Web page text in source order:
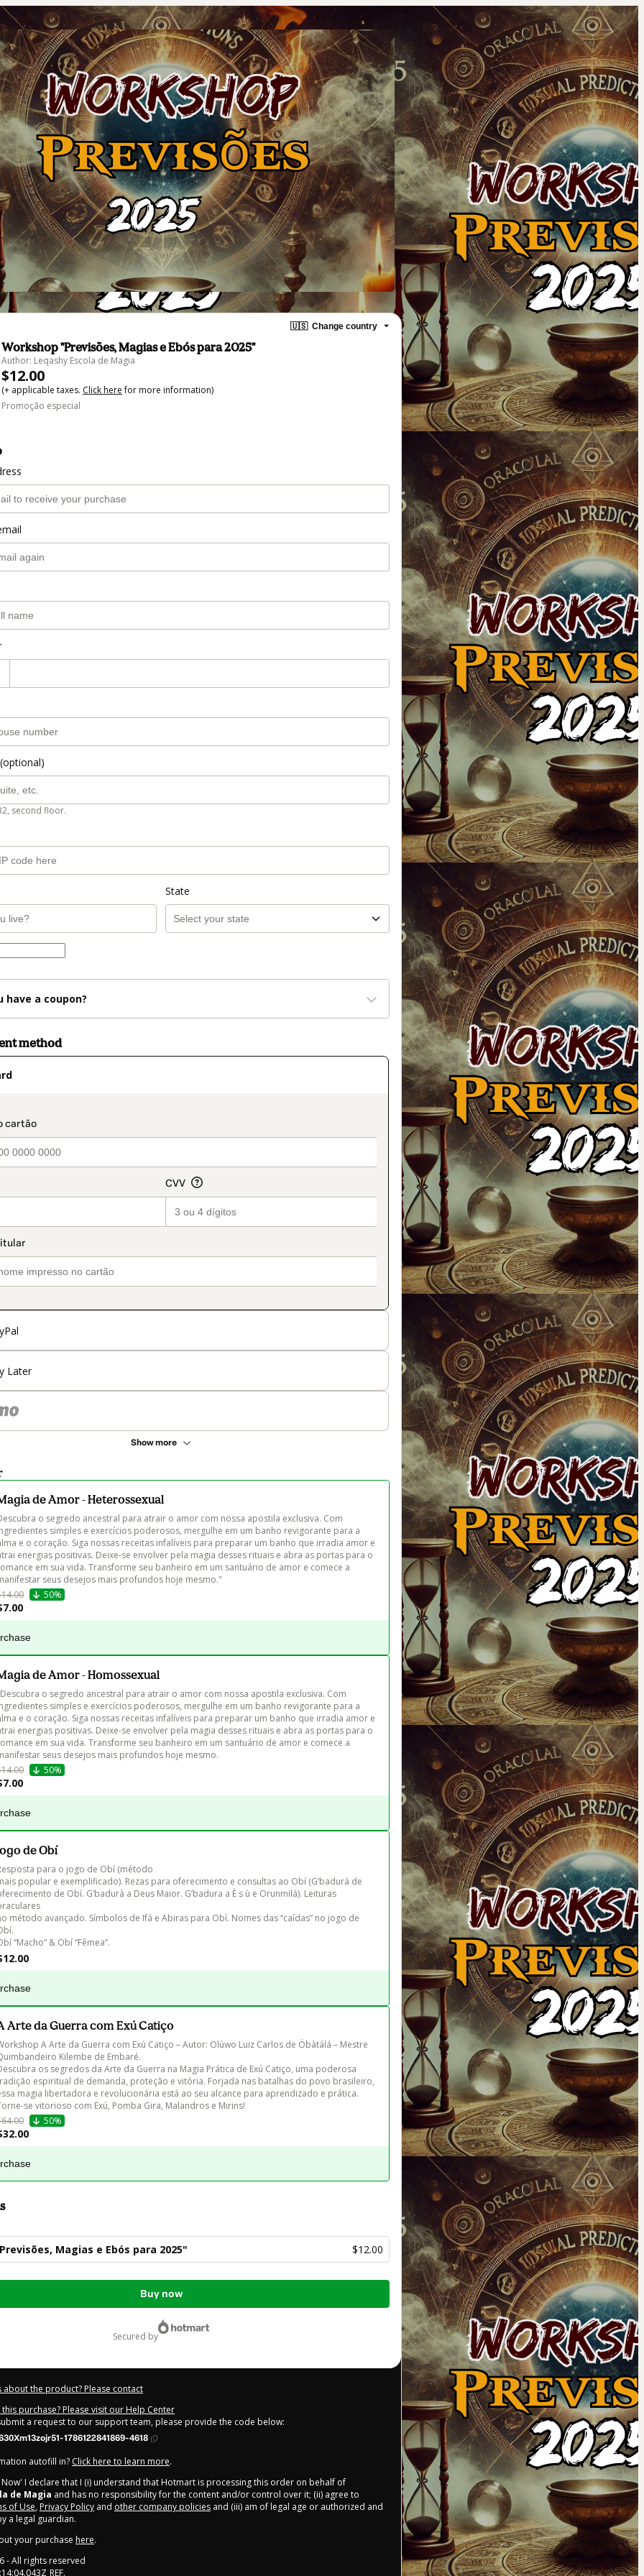
🇺🇸 Change country
Workshop "Previsões, Magias e Ebós para 2025"
Author: Leqashy Escola de Magia
$12.00
(+ applicable taxes. Click herefor more information)
Promoção especial
second floor.
State
have a coupon?
method
Later
Show more
de Amor - Heterossexual
o segredo ancestral para atrair o amor com nossa apostila exclusiva. Com
simples e exercícios poderosos, mergulhe em um banho revigorante para a
e o coração. Siga nossas receitas infalíveis para preparar um banho que irradia amor e
energias positivas. Deixe-se envolver pela magia desses rituais e abra as portas para o
em sua vida. Transforme seu banheiro em um santuário de amor e comece a
seus desejos mais profundos hoje mesmo."
50%
de Amor - Homossexual
o segredo ancestral para atrair o amor com nossa apostila exclusiva. Com
simples e exercícios poderosos, mergulhe em um banho revigorante para a
e o coração. Siga nossas receitas infalíveis para preparar um banho que irradia amor e
energias positivas. Deixe-se envolver pela magia desses rituais e abra as portas para o
em sua vida. Transforme seu banheiro em um santuário de amor e comece a
seus desejos mais profundos hoje mesmo.
50%
de Obí
para o jogo de Obí (método
popular e exemplificado). Rezas para oferecimento e consultas ao Obí (G’badurà de
de Obí. G’badurà a Deus Maior. G’badura a È s ù e Orunmilá). Leituras
método avançado. Símbolos de Ifá e Abiras para Obí. Nomes das “caídas” no jogo de
“Macho” & Obí “Fêmea”.
Arte da Guerra com Exú Catiço
A Arte da Guerra com Exú Catiço – Autor: Olúwo Luiz Carlos de Öbàtálá – Mestre
Kilembe de Embaré.
os segredos da Arte da Guerra na Magia Prática de Exú Catiço, uma poderosa
espiritual de demanda, proteção e vitória. Forjada nas batalhas do povo brasileiro,
magia libertadora e revolucionária está ao seu alcance para aprendizado e prática.
se vitorioso com Exú, Pomba Gira, Malandros e Mirins!
50%
Magias e Ebós para 2025" $12.00
Buy now
secured by
about the product? Please contact
purchase? Please visit our Help Center
a request to our support team, please provide the code below:
1786122841869-4618
autofill in? Click here to learn more.
Now' I declare that I (i) understand that Hotmart is processing this order on behalf of
de Magia and has no responsibility for the content and/or control over it; (ii) agree to
of Use, Privacy Policy and other company policies and (iii) am of legal age or authorized and
a legal guardian.
your purchase here.
- All rights reserved
REF.